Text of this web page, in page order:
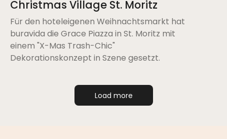
Christmas Village St. Moritz
Für den hoteleigenen Weihnachtsmarkt hat
buravida die Grace Piazza in St. Moritz mit
einem "X-Mas Trash-Chic"
Dekorationskonzept in Szene gesetzt.
Load more